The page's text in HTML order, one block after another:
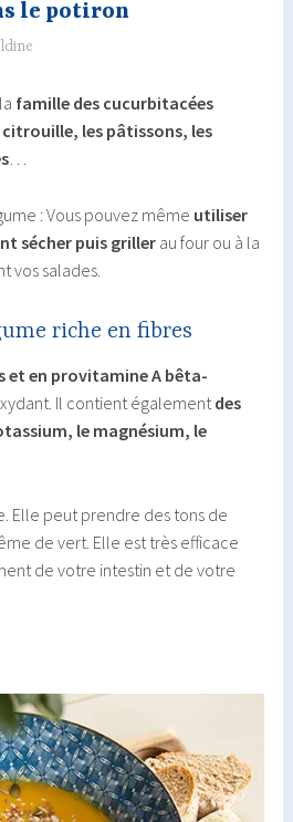
le potiron
famille des cucurbitacées
citrouille, les pâtissons, les
: Vous pouvez même utiliser
sécher puis griller au four ou à la
vos salades.
riche en fibres
et en provitamine A bêta-
Il contient égalementdes
le magnésium, le
Elle peut prendre des tons de
de vert. Elle est très efficace
de votre intestin et de votre